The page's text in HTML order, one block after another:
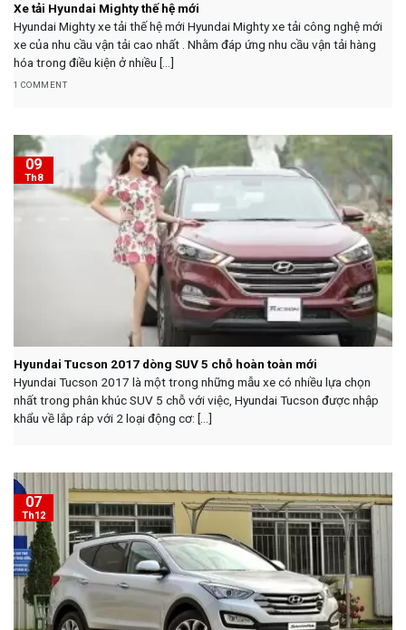
Xe tải Hyundai Mighty thế hệ mới
Hyundai Mighty xe tải thế hệ mới Hyundai Mighty xe tải công nghệ mới
xe của nhu cầu vận tải cao nhất . Nhằm đáp ứng nhu cầu vận tải hàng
hóa trong điều kiện ở nhiều [...]
1 COMMENT
Hyundai Tucson 2017 dòng SUV 5 chỗ hoàn toàn mới
Hyundai Tucson 2017 là một trong những mẫu xe có nhiều lựa chọn
nhất trong phân khúc SUV 5 chỗ với việc, Hyundai Tucson được nhập
khẩu về lắp ráp với 2 loại động cơ: [...]
09
Th8
07
Th12